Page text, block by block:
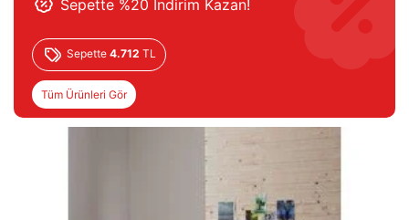
Sepette %20 İndirim Kazan!
Sepette 4.712 TL
Tüm Ürünleri Gör